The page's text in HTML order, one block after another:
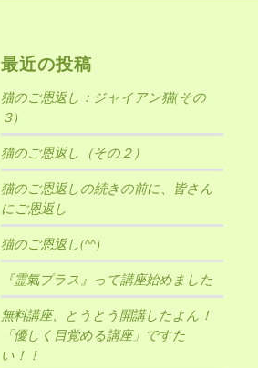
最近の投稿
猫のご恩返し：ジャイアン猫(その
３)
猫のご恩返し（その２）
猫のご恩返しの続きの前に、皆さん
にご恩返し
猫のご恩返し(^^)
『霊氣プラス』って講座始めました
無料講座、とうとう開講したよん！
「優しく目覚める講座」ですた
い！！